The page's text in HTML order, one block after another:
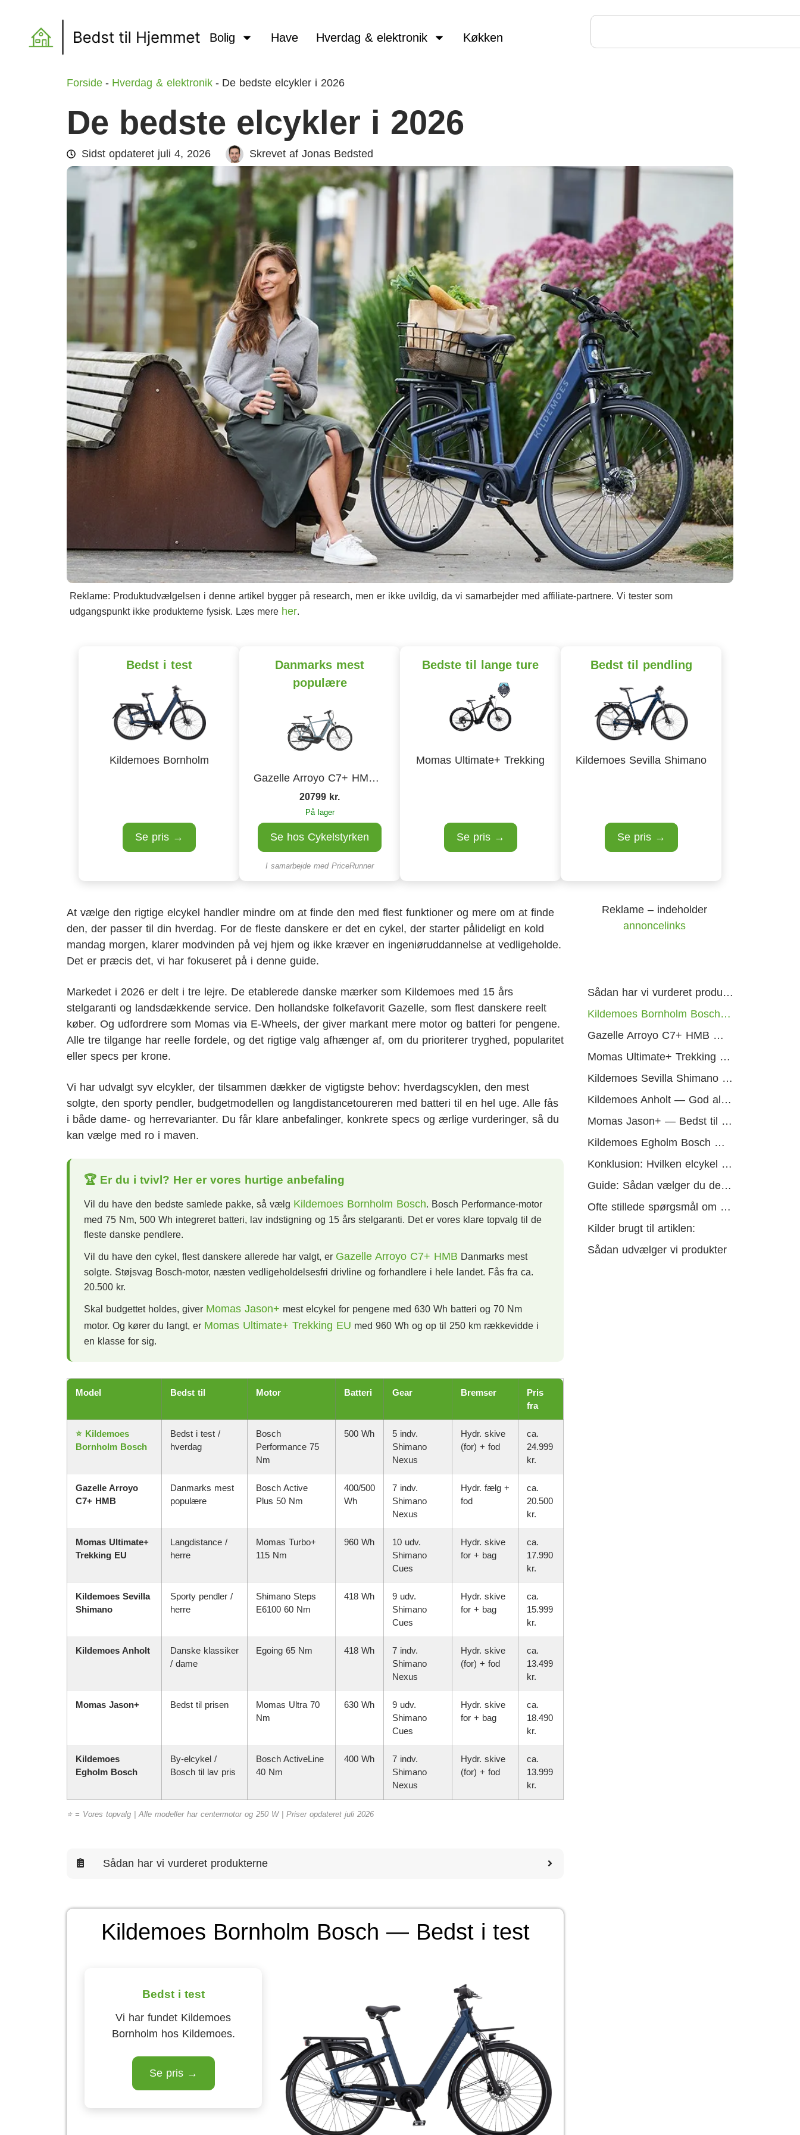
Bolig Have Hverdag & elektronik Køkken
Forside - Hverdag & elektronik - De bedste elcykler i 2026
De bedste elcykler i 2026
Sidst opdateret juli 4, 2026 Skrevet af Jonas Bedsted
Reklame: Produktudvælgelsen i denne artikel bygger på research, men er ikke uvildig, da vi samarbejder med affiliate-partnere. Vi tester som
udgangspunkt ikke produkterne fysisk. Læs mere her.
Bedst i test
Kildemoes Bornholm
Se pris →
Danmarks mest
populære
Gazelle Arroyo C7+ HMB Elite
20799 kr.
På lager
Se hos Cykelstyrken
I samarbejde med PriceRunner
Bedste til lange ture
Momas Ultimate+ Trekking
Se pris →
Bedst til pendling
Kildemoes Sevilla Shimano
Se pris →
At vælge den rigtige elcykel handler mindre om at finde den med flest funktioner og mere om at finde
den, der passer til din hverdag. For de fleste danskere er det en cykel, der starter pålideligt en kold
mandag morgen, klarer modvinden på vej hjem og ikke kræver en ingeniøruddannelse at vedligeholde.
Det er præcis det, vi har fokuseret på i denne guide.
Markedet i 2026 er delt i tre lejre. De etablerede danske mærker som Kildemoes med 15 års
stelgaranti og landsdækkende service. Den hollandske folkefavorit Gazelle, som flest danskere reelt
køber. Og udfordrere som Momas via E-Wheels, der giver markant mere motor og batteri for pengene.
Alle tre tilgange har reelle fordele, og det rigtige valg afhænger af, om du prioriterer tryghed, popularitet
eller specs per krone.
Vi har udvalgt syv elcykler, der tilsammen dækker de vigtigste behov: hverdagscyklen, den mest
solgte, den sporty pendler, budgetmodellen og langdistancetoureren med batteri til en hel uge. Alle fås
i både dame- og herrevarianter. Du får klare anbefalinger, konkrete specs og ærlige vurderinger, så du
kan vælge med ro i maven.
🏆 Er du i tvivl? Her er vores hurtige anbefaling
Vil du have den bedste samlede pakke, så vælg Kildemoes Bornholm Bosch. Bosch Performance-motor
med 75 Nm, 500 Wh integreret batteri, lav indstigning og 15 års stelgaranti. Det er vores klare topvalg til de
fleste danske pendlere.
Vil du have den cykel, flest danskere allerede har valgt, er Gazelle Arroyo C7+ HMB Danmarks mest
solgte. Støjsvag Bosch-motor, næsten vedligeholdelsesfri drivline og forhandlere i hele landet. Fås fra ca.
20.500 kr.
Skal budgettet holdes, giver Momas Jason+ mest elcykel for pengene med 630 Wh batteri og 70 Nm
motor. Og kører du langt, er Momas Ultimate+ Trekking EU med 960 Wh og op til 250 km rækkevidde i
en klasse for sig.
Model Bedst til Motor Batteri Gear Bremser
Pris
fra
⭐ Kildemoes
Bornholm Bosch
Bedst i test /
hverdag
Bosch
Performance 75
Nm
500 Wh
5 indv.
Shimano
Nexus
Hydr. skive
(for) + fod
ca.
24.999
kr.
Gazelle Arroyo
C7+ HMB
Danmarks mest
populære
Bosch Active
Plus 50 Nm
400/500
Wh
7 indv.
Shimano
Nexus
Hydr. fælg +
fod
ca.
20.500
kr.
Momas Ultimate+
Trekking EU
Langdistance /
herre
Momas Turbo+
115 Nm
960 Wh
10 udv.
Shimano
Cues
Hydr. skive
for + bag
ca.
17.990
kr.
Kildemoes Sevilla
Shimano
Sporty pendler /
herre
Shimano Steps
E6100 60 Nm
418 Wh
9 udv.
Shimano
Cues
Hydr. skive
for + bag
ca.
15.999
kr.
Kildemoes Anholt
Danske klassiker
/ dame
Egoing 65 Nm 418 Wh
7 indv.
Shimano
Nexus
Hydr. skive
(for) + fod
ca.
13.499
kr.
Momas Jason+ Bedst til prisen
Momas Ultra 70
Nm
630 Wh
9 udv.
Shimano
Cues
Hydr. skive
for + bag
ca.
18.490
kr.
Kildemoes
Egholm Bosch
By-elcykel /
Bosch til lav pris
Bosch ActiveLine
40 Nm
400 Wh
7 indv.
Shimano
Nexus
Hydr. skive
(for) + fod
ca.
13.999
kr.
⭐ = Vores topvalg | Alle modeller har centermotor og 250 W | Priser opdateret juli 2026
Sådan har vi vurderet produkterne
Kildemoes Bornholm Bosch — Bedst i test
Bedst i test
Vi har fundet Kildemoes
Bornholm hos Kildemoes.
Se pris →
Reklame – indeholder
annoncelinks
Sådan har vi vurderet produkterne
Kildemoes Bornholm Bosch — Bedst i test
Gazelle Arroyo C7+ HMB — Danmarks mest populære
Momas Ultimate+ Trekking EU — Bedste premium til lange ture
Kildemoes Sevilla Shimano — Bedst til pendling
Kildemoes Anholt — God allround
Momas Jason+ — Bedst til prisen
Kildemoes Egholm Bosch — Bedste budgetvalg
Konklusion: Hvilken elcykel skal du vælge i 2026
Guide: Sådan vælger du den rigtige elcykel i 2026
Ofte stillede spørgsmål om elcykler
Kilder brugt til artiklen:
Sådan udvælger vi produkter